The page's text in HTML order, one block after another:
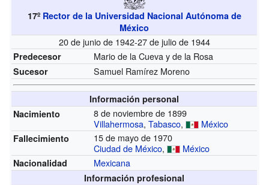
17º Rector de la Universidad Nacional Autónoma de
México
20 de junio de 1942-27 de julio de 1944
Predecesor Mario de la Cueva y de la Rosa
Sucesor Samuel Ramírez Moreno
Información personal
Nacimiento
8 de noviembre de 1899
Villahermosa,Tabasco, México
Fallecimiento
15 de mayo de 1970
Ciudad de México, México
Nacionalidad Mexicana
Información profesional